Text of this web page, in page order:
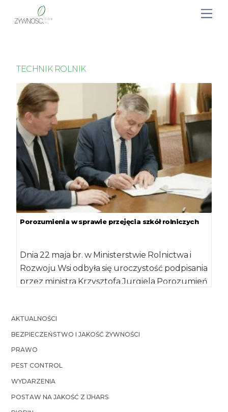
TECHNIK ROLNIK
Porozumienia w sprawie przejęcia szkół rolniczych
Dnia 22 maja br. w Ministerstwie Rolnictwa i
Rozwoju Wsi odbyła się uroczystość podpisania
przez ministra Krzysztofa Jurgiela Porozumień
AKTUALNOŚCI
BEZPIECZEŃSTWO I JAKOŚĆ ŻYWNOŚCI
PRAWO
PEST CONTROL
WYDARZENIA
POSTAW NA JAKOŚĆ Z IJHARS